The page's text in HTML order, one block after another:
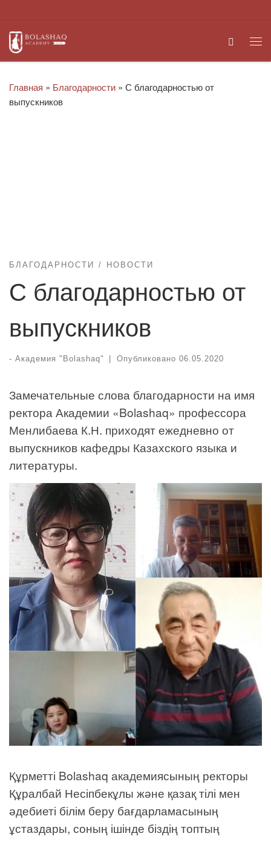
Search
Главная » Благодарности » С благодарностью от
выпускников
БЛАГОДАРНОСТИ НОВОСТИ
С благодарностью от
выпускников
- Академия "Bolashaq" | Опубликовано 06.05.2020
Замечательные слова благодарности на имя
ректора Академии «Bolashaq» профессора
Менлибаева К.Н. приходят ежедневно от
выпускников кафедры Казахского языка и
литературы.
Құрметті Bolashaq академиясының ректоры
Құралбай Несіпбекұлы және қазақ тілі мен
әдебиеті білім беру бағдарламасының
ұстаздары, соның ішінде біздің топтың